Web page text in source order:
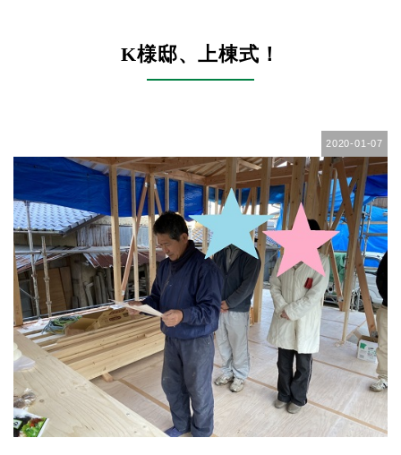
K様邸、上棟式！
2020-01-07